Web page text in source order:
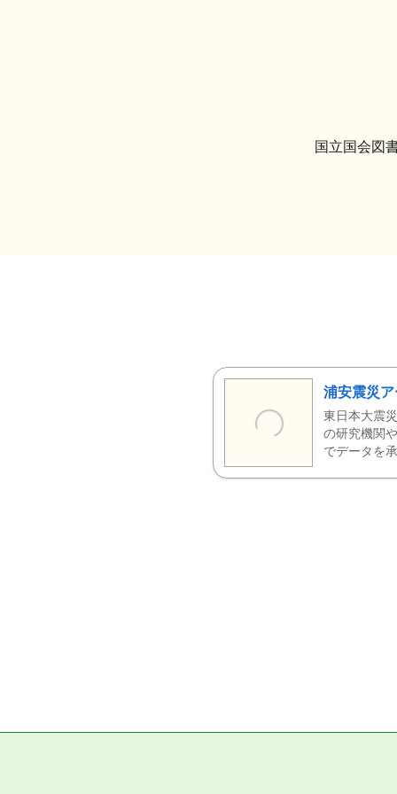
国立国会図
浦安震災ア
東日本大震
の研究機関
でデータを